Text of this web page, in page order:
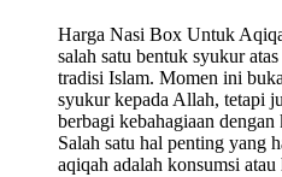
Harga Nasi Box Untuk
salah satu bentuk syukur
tradisi Islam. Momen ini
syukur kepada Allah, tetapi
berbagi kebahagiaan
Salah satu hal penting yang
aqiqah adalah konsumsi